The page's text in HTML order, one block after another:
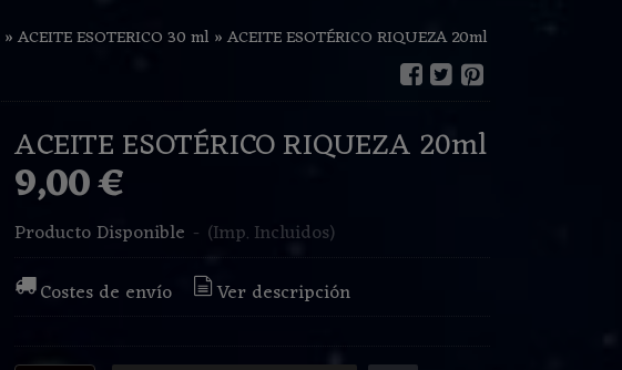
»ACEITE ESOTERICO 30 ml »ACEITE ESOTÉRICO RIQUEZA 20ml
ACEITE ESOTÉRICO RIQUEZA 20ml
9,00 €
Producto Disponible - (Imp. Incluidos)
Costes de envío
Ver descripción